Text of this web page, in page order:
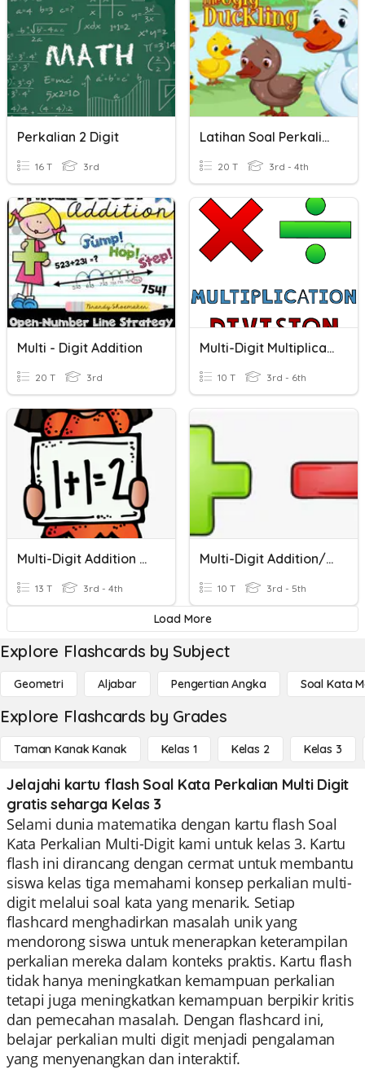
Perkalian 2 Digit
16 T 3rd
Latihan Soal Perkalian, Pembagian
20 T 3rd - 4th
Multi - Digit Addition
20 T 3rd
Multi-Digit Multiplication & Long Division Review
10 T 3rd - 6th
Multi-Digit Addition Review
13 T 3rd - 4th
Multi-Digit Addition/subtraction
10 T 3rd - 5th
Load More
Explore Flashcards by Subject
Geometri Aljabar Pengertian Angka Soal Kata
Explore Flashcards by Grades
Taman Kanak Kanak Kelas 1 Kelas 2 Kelas 3
Jelajahi kartu flash Soal Kata Perkalian Multi Digit
gratis seharga Kelas 3
Selami dunia matematika dengan kartu flash Soal
Kata Perkalian Multi-Digit kami untuk kelas 3. Kartu
flash ini dirancang dengan cermat untuk membantu
siswa kelas tiga memahami konsep perkalian multi-
digit melalui soal kata yang menarik. Setiap
flashcard menghadirkan masalah unik yang
mendorong siswa untuk menerapkan keterampilan
perkalian mereka dalam konteks praktis. Kartu flash
tidak hanya meningkatkan kemampuan perkalian
tetapi juga meningkatkan kemampuan berpikir kritis
dan pemecahan masalah. Dengan flashcard ini,
belajar perkalian multi digit menjadi pengalaman
yang menyenangkan dan interaktif.